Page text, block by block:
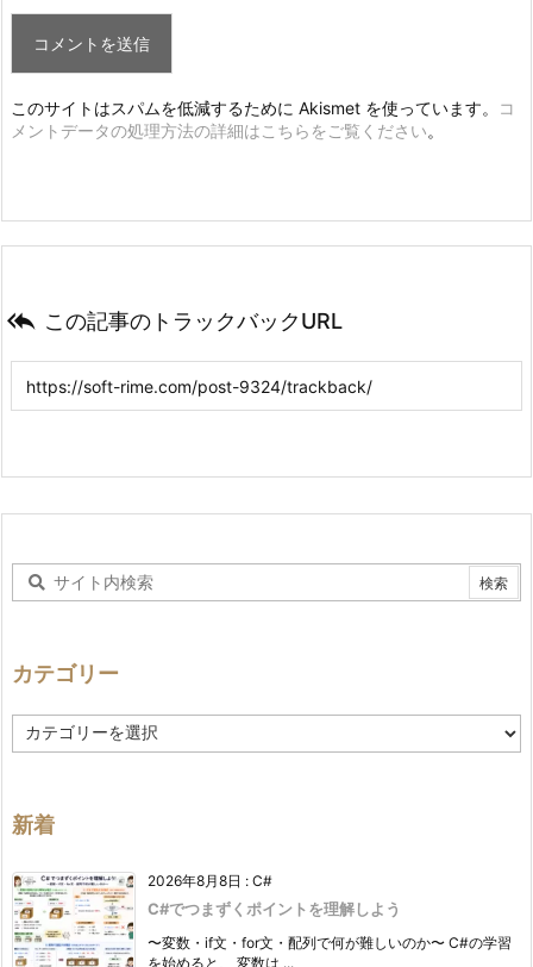
このサイトはスパムを低減するために Akismet を使っています。
コ
メントデータの処理方法の詳細はこちらをご覧ください。
 この記事のトラックバックURL
カテゴリー
テ
ー
新着
2026年8月8日 : C#
C#でつまずくポイントを理解しよう
〜変数・if文・for文・配列で何が難しいのか〜 C#の学習
を始めると、 変数は ...